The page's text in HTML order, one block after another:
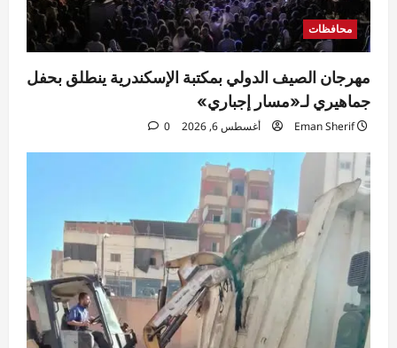
محافظات
مهرجان الصيف الدولي بمكتبة الإسكندرية ينطلق بحفل
جماهيري لـ«مسار إجباري»
Eman Sherif أغسطس 6, 2026 0